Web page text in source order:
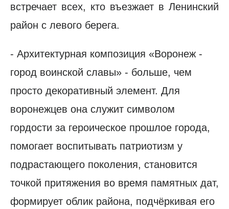
встречает всех, кто въезжает в Ленинский
район с левого берега.
- Архитектурная композиция «Воронеж -
город воинской славы» - больше, чем
просто декоративный элемент. Для
воронежцев она служит символом
гордости за героическое прошлое города,
помогает воспитывать патриотизм у
подрастающего поколения, становится
точкой притяжения во время памятных дат,
формирует облик района, подчёркивая его